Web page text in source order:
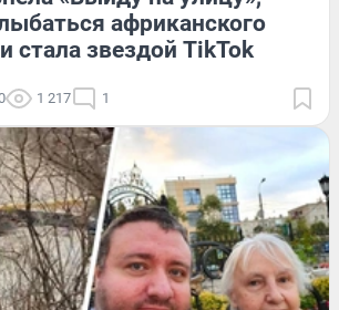
африканского
стала звездой TikTok
1 217 1